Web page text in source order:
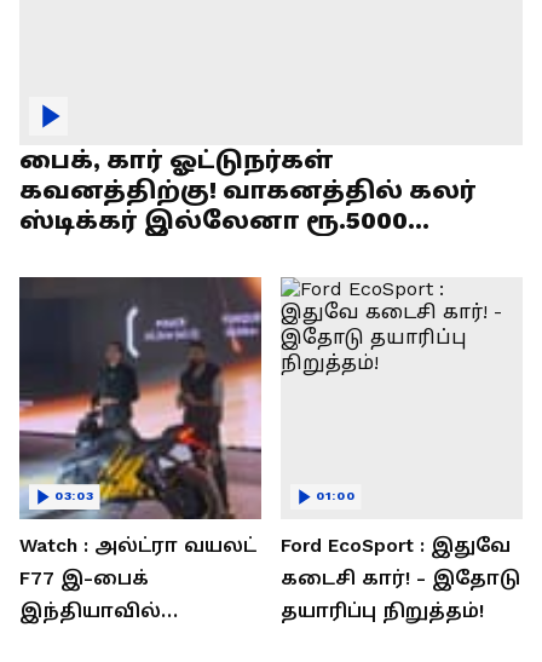
பைக், கார் ஓட்டுநர்கள்
கவனத்திற்கு! வாகனத்தில் கலர்
ஸ்டிக்கர் இல்லேனா ரூ.5000
Watch : அல்ட்ரா வயலட்
F77 இ-பைக்
இந்தியாவில்
03:03
Ford EcoSport : இதுவே
கடைசி கார்! - இதோடு
தயாரிப்பு நிறுத்தம்!
01:00